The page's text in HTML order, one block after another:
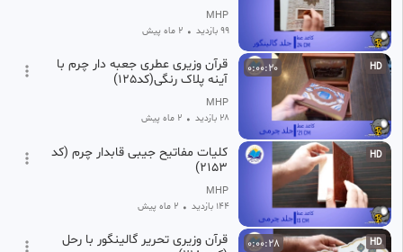
MHP
99 بازدید • 2 ماه پیش
HD
0:00:20
قرآن وزیری عطری جعبه دار چرم با
آینه پلاک رنگی(کد125)
MHP
28 بازدید • 2 ماه پیش
HD
کلیات مفاتیح جیبی قابدار چرم (کد
2153)
MHP
144 بازدید • 2 ماه پیش
HD
0:00:28
قرآن وزیری تحریر گالینگور با رحل